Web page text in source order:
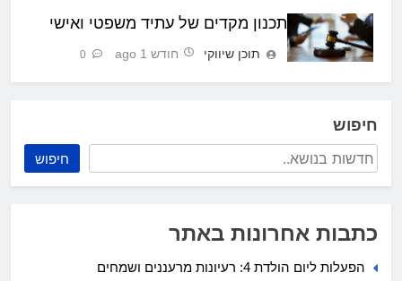
תכנון מקדים של עתיד משפטי ואישי
תוכן שיווקי חודש 1 ago 0
חיפוש
חיפוש
כתבות אחרונות באתר
הפעלות ליום הולדת 4: רעיונות מרעננים ושמחים